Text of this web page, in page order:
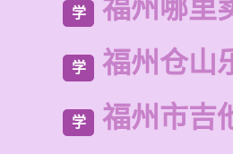
学 福州哪里
学 福州仓山
学 福州市吉